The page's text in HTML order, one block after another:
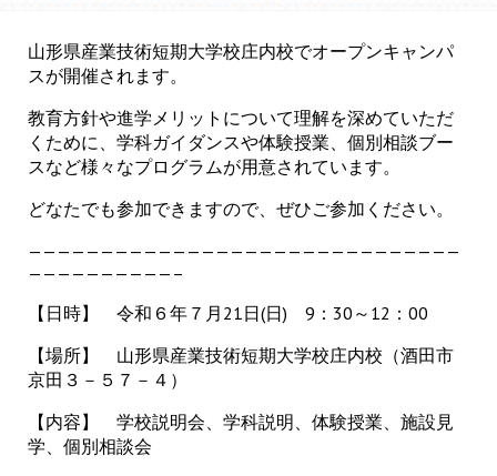
山形県産業技術短期大学校庄内校でオープンキャンパ
スが開催されます。
教育方針や進学メリットについて理解を深めていただ
くために、学科ガイダンスや体験授業、個別相談ブー
スなど様々なプログラムが用意されています。
どなたでも参加できますので、ぜひご参加ください。
——————————————————————————————
——————————–
【日時】 令和６年７月21日(日) 9：30～12：00
【場所】 山形県産業技術短期大学校庄内校（酒田市
京田３－５７－４）
【内容】 学校説明会、学科説明、体験授業、施設見
学、個別相談会